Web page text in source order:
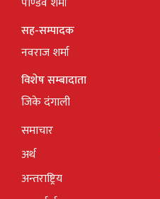
सह-सम्पादक
नवराज शर्मा
विशेष सम्बादाता
जिके दंगाली
समाचार
अर्थ
अन्तराष्ट्रिय